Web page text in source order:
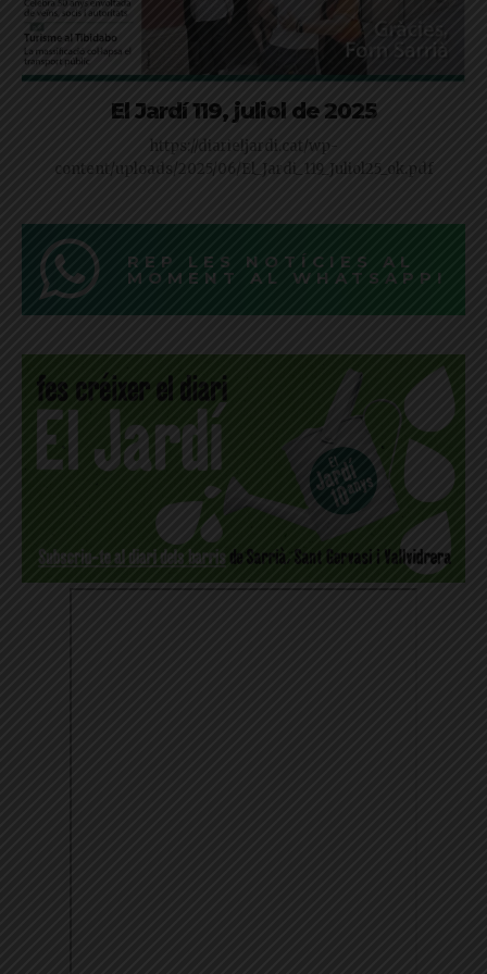
El Jardí 119, juliol de 2025
https://diarieljardi.cat/wp-
content/uploads/2025/06/El_Jardi_119_Juliol25_ok.pdf
REP LES NOTÍCIES AL
MOMENT AL WHATSAPP!